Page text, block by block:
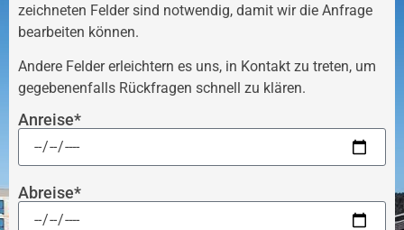
zeich­neten Felder sind notwendig, damit wir die Anfrage
bear­beiten können.
Andere Felder erleich­tern es uns, in Kontakt zu treten, um
gege­be­nen­falls Rück­fragen schnell zu klären.
Anreise*
Abreise*